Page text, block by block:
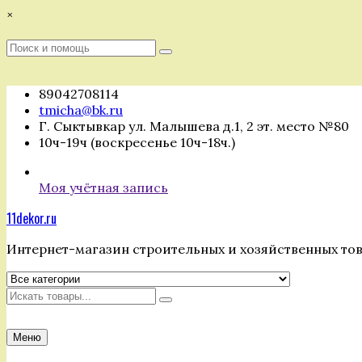
Перейти
содержимому
×
Поиск
Поиск
89042708114
tmicha@bk.ru
Г. Сыктывкар ул. Малышева д.1, 2 эт. место №80
10ч-19ч (воскресенье 10ч-18ч.)
Моя учётная запись
11dekor.ru
Интернет-магазин строительных и хозяйственных
Искать
Меню